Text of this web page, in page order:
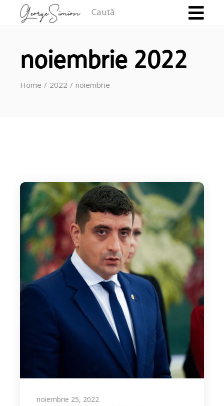
noiembrie 2022
Home 2022 noiembrie
noiembrie 25, 2022